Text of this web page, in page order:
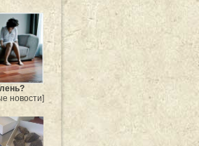
новости]